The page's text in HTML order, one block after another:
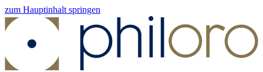
zum Hauptinhalt springen